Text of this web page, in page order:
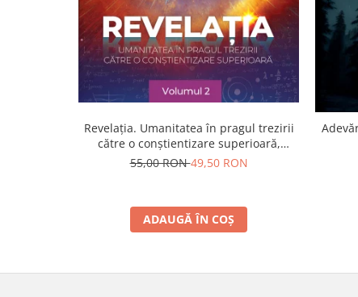
Revelația. Umanitatea în pragul trezirii
către o conştientizare superioară,
volumul 2
55,00 RON49,50 RON
ADAUGĂ ÎN COȘ